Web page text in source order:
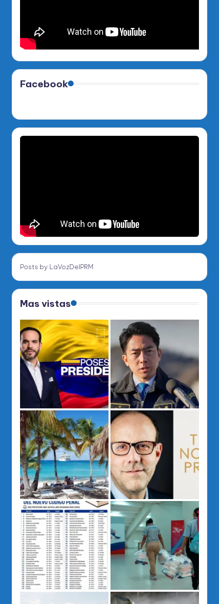
Facebook
Posts by LaVozDelPRM
Mas vistas